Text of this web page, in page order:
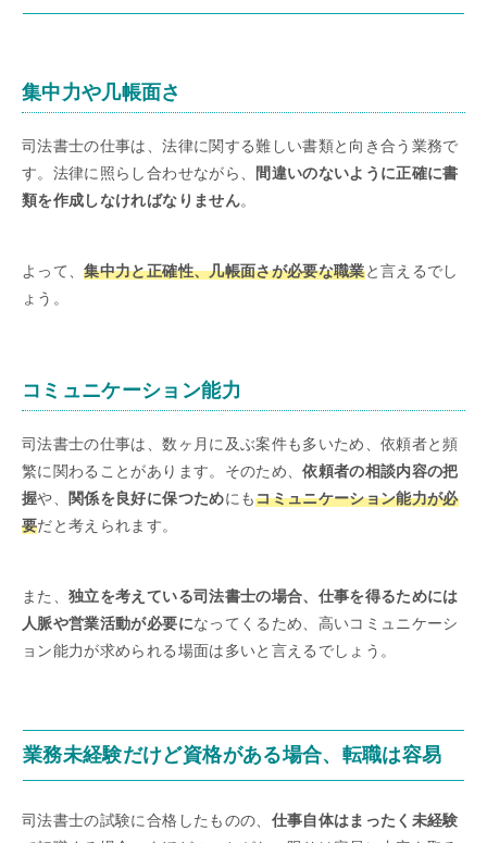
集中力や几帳面さ
司法書士の仕事は、法律に関する難しい書類と向き合う業務で
す。法律に照らし合わせながら、 間違いのないように正確に書
類を作成しなければなりません。
よって、集中力と正確性、几帳面さが必要な職業と言えるでし
ょう。
コミュニケーション能力
司法書士の仕事は、数ヶ月に及ぶ案件も多いため、依頼者と頻
繁に関わることがあります。そのため、依頼者の相談内容の把
握や、関係を良好に保つためにもコミュニケーション能力が必
要だと考えられます。
また、独立を考えている司法書士の場合、仕事を得るためには
人脈や営業活動が必要になってくるため、高いコミュニケーシ
ョン能力が求められる場面は多いと言えるでしょう。
業務未経験だけど資格がある場合、転職は容易
司法書士の試験に合格したものの、 仕事自体はまったく未経験